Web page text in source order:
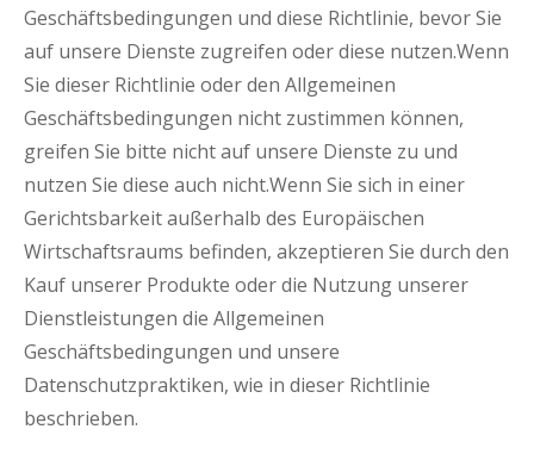
Geschäftsbedingungen und diese Richtlinie, bevor Sie
auf unsere Dienste zugreifen oder diese nutzen.Wenn
Sie dieser Richtlinie oder den Allgemeinen
Geschäftsbedingungen nicht zustimmen können,
greifen Sie bitte nicht auf unsere Dienste zu und
nutzen Sie diese auch nicht.Wenn Sie sich in einer
Gerichtsbarkeit außerhalb des Europäischen
Wirtschaftsraums befinden, akzeptieren Sie durch den
Kauf unserer Produkte oder die Nutzung unserer
Dienstleistungen die Allgemeinen
Geschäftsbedingungen und unsere
Datenschutzpraktiken, wie in dieser Richtlinie
beschrieben.